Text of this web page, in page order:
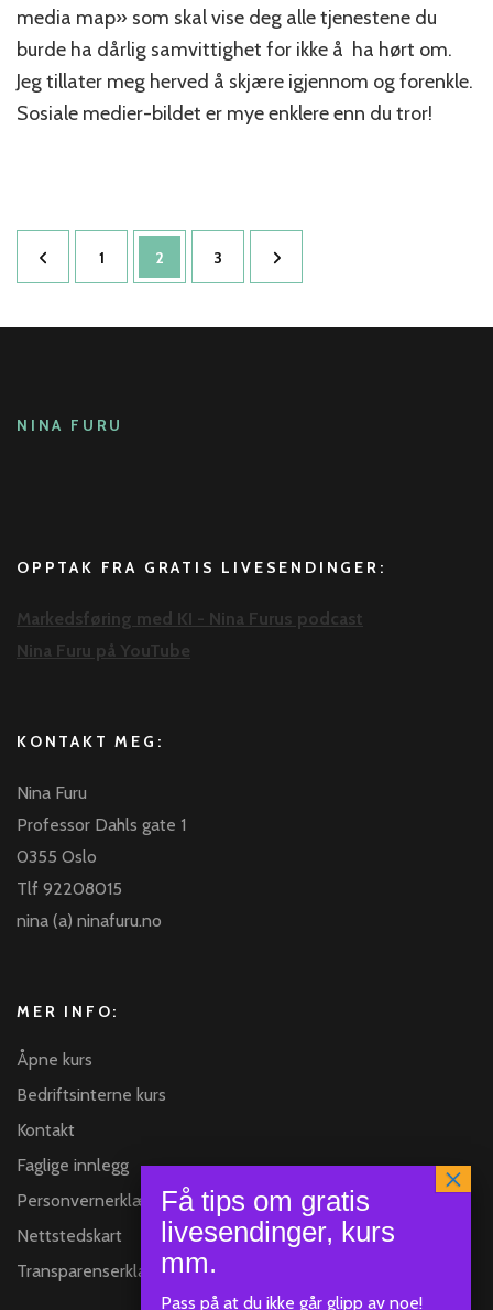
Media
media map» som skal vise deg alle tjenestene du
burde ha dårlig samvittighet for ikke å ha hørt om.
Jeg tillater meg herved å skjære igjennom og forenkle.
Sosiale medier-bildet er mye enklere enn du tror!
Sidepaginering
Side
1 Side
2 Side
3
NINA FURU
OPPTAK FRA GRATIS LIVESENDINGER:
Markedsføring med KI - Nina Furus podcast
Nina Furu på YouTube
KONTAKT MEG:
Nina Furu
Professor Dahls gate 1
0355 Oslo
Tlf 92208015
nina (a) ninafuru.no
MER INFO:
Åpne kurs
Bedriftsinterne kurs
Kontakt
Faglige innlegg
Personvernerklæring
Nettstedskart
Transparenserklæring
Pass på at du ikke går glipp av noe!
SEND